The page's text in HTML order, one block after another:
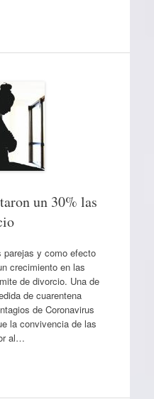
un 30% las
y como efecto
crecimiento en las
de divorcio. Una de
de cuarentena
de Coronavirus
la convivencia de las
al…